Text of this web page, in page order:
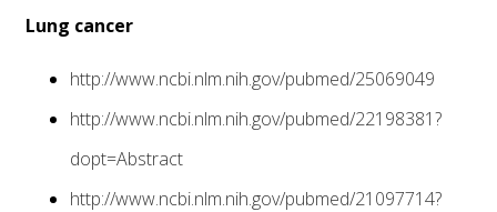
Lung cancer
http://www.ncbi.nlm.nih.gov/pubmed/25069049
http://www.ncbi.nlm.nih.gov/pubmed/22198381?
dopt=Abstract
http://www.ncbi.nlm.nih.gov/pubmed/21097714?